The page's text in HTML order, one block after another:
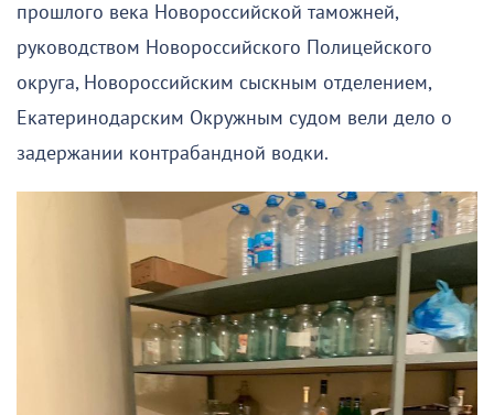
прошлого века Новороссийской таможней,
руководством Новороссийского Полицейского
округа, Новороссийским сыскным отделением,
Екатеринодарским Окружным судом вели дело о
задержании контрабандной водки.